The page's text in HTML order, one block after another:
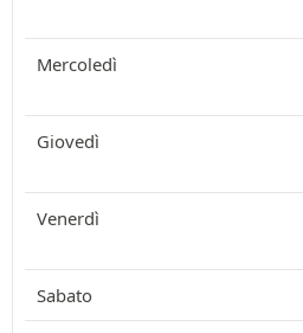
Mercoledì
Giovedì
Venerdì
Sabato